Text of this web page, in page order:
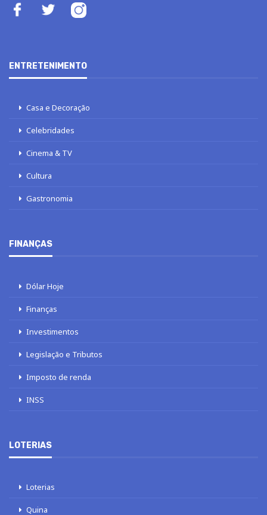
ENTRETENIMENTO
Casa e Decoração
Celebridades
Cinema & TV
Cultura
Gastronomia
FINANÇAS
Dólar Hoje
Finanças
Investimentos
Legislação e Tributos
Imposto de renda
INSS
LOTERIAS
Loterias
Quina